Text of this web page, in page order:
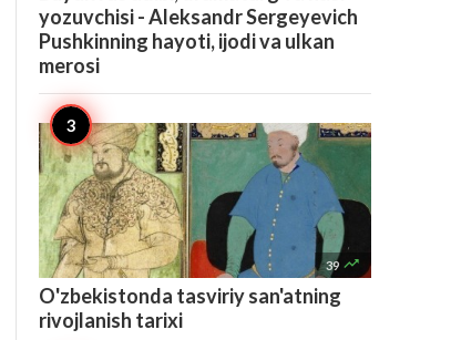
yozuvchisi - Aleksandr Sergeyevich
Pushkinning hayoti, ijodi va ulkan
merosi
39 
O'zbekistonda tasviriy san'atning
rivojlanish tarixi